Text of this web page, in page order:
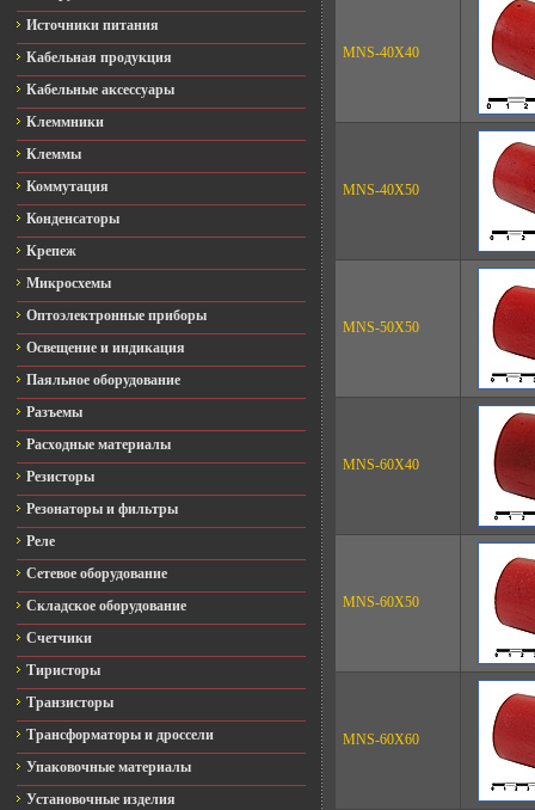
Источники питания
Кабельная продукция
Кабельные аксессуары
Клеммники
Клеммы
Коммутация
Конденсаторы
Крепеж
Микросхемы
Оптоэлектронные приборы
Освещение и индикация
Паяльное оборудование
Разъемы
Расходные материалы
Резисторы
Резонаторы и фильтры
Реле
Сетевое оборудование
Складское оборудование
Счетчики
Тиристоры
Транзисторы
Трансформаторы и дроссели
Упаковочные материалы
Установочные изделия
MNS-40X40
MNS-40X50
MNS-50X50
MNS-60X40
MNS-60X50
MNS-60X60